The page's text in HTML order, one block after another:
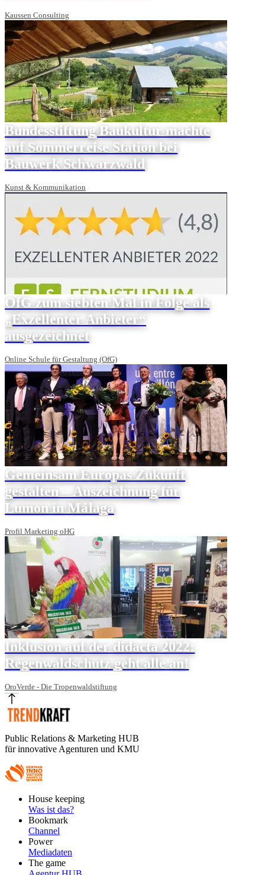
Kaussen Consulting
Bundesstiftung Baukultur machte
auf Sommerreise Station bei
Bauwerk Schwarzwald
Kunst & Kommunikation
OfG zum siebten Mal in Folge als
„Exzellenter Anbieter“
ausgezeichnet
Online Schule für Gestaltung (OfG)
Gemeinsam Europas Zukunft
gestalten – Auszeichnung für
Lumon in Málaga
Profil Marketing oHG
Inklusion auf der didacta 2022:
Regenwaldschutz geht alle an!
OroVerde - Die Tropenwaldstiftung
Public Relations & Marketing HUB
für innovative Agenturen und KMU
FooterHouse keeping
Was ist das?
Bookmark
Channel
Power
Mediadaten
The game